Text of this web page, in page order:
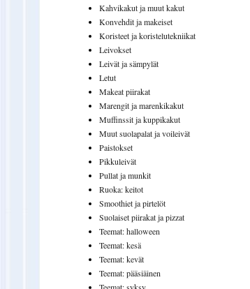
Kahvikakut ja muut kakut
Konvehdit ja makeiset
Koristeet ja koristelutekniikat
Leivokset
Leivät ja sämpylät
Letut
Makeat piirakat
Marengit ja marenkikakut
Muffinssit ja kuppikakut
Muut suolapalat ja voileivät
Paistokset
Pikkuleivät
Pullat ja munkit
Ruoka: keitot
Smoothiet ja pirtelöt
Suolaiset piirakat ja pizzat
Teemat: halloween
Teemat: kesä
Teemat: kevät
Teemat: pääsiäinen
Teemat: syksy